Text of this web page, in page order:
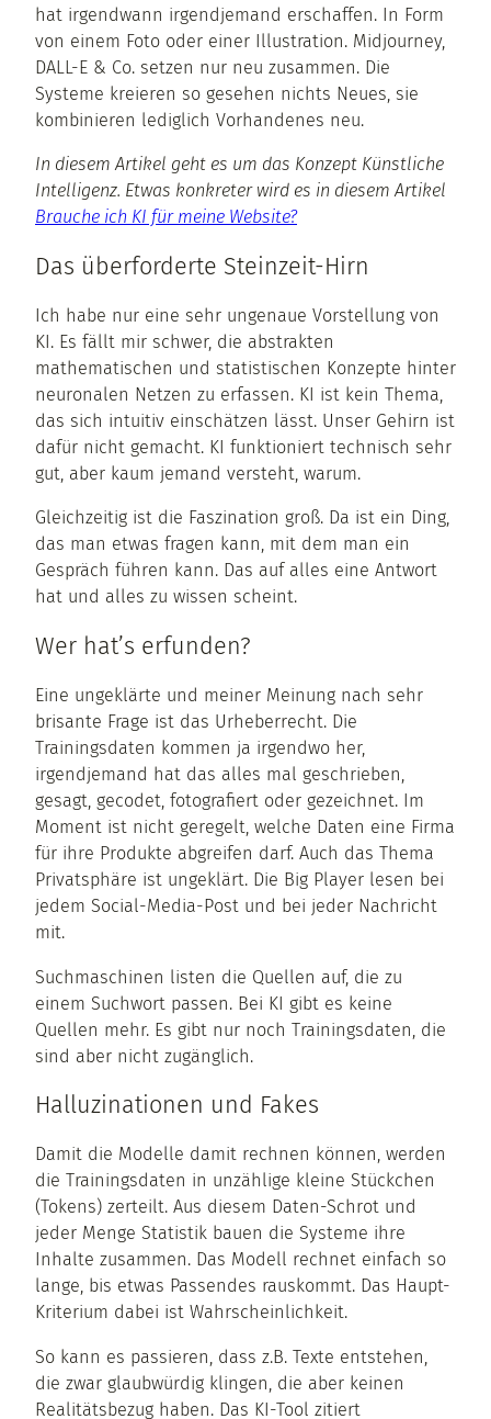
hat irgendwann irgendjemand erschaffen. In Form
von einem Foto oder einer Illustration. Midjourney,
DALL-E & Co. setzen nur neu zusammen. Die
Systeme kreieren so gesehen nichts Neues, sie
kombinieren lediglich Vorhandenes neu.
In diesem Artikel geht es um das Konzept Künstliche
Intelligenz. Etwas konkreter wird es in diesem Artikel
Brauche ich KI für meine Website?
Das überforderte Steinzeit-Hirn
Ich habe nur eine sehr ungenaue Vorstellung von
KI. Es fällt mir schwer, die abstrakten
mathematischen und statistischen Konzepte hinter
neuronalen Netzen zu erfassen. KI ist kein Thema,
das sich intuitiv einschätzen lässt. Unser Gehirn ist
dafür nicht gemacht. KI funktioniert technisch sehr
gut, aber kaum jemand versteht, warum.
Gleichzeitig ist die Faszination groß. Da ist ein Ding,
das man etwas fragen kann, mit dem man ein
Gespräch führen kann. Das auf alles eine Antwort
hat und alles zu wissen scheint.
Wer hat’s erfunden?
Eine ungeklärte und meiner Meinung nach sehr
brisante Frage ist das Urheberrecht. Die
Trainingsdaten kommen ja irgendwo her,
irgendjemand hat das alles mal geschrieben,
gesagt, gecodet, fotografiert oder gezeichnet. Im
Moment ist nicht geregelt, welche Daten eine Firma
für ihre Produkte abgreifen darf. Auch das Thema
Privatsphäre ist ungeklärt. Die Big Player lesen bei
jedem Social-Media-Post und bei jeder Nachricht
mit.
Suchmaschinen listen die Quellen auf, die zu
einem Suchwort passen. Bei KI gibt es keine
Quellen mehr. Es gibt nur noch Trainingsdaten, die
sind aber nicht zugänglich.
Halluzinationen und Fakes
Damit die Modelle damit rechnen können, werden
die Trainingsdaten in unzählige kleine Stückchen
(Tokens) zerteilt. Aus diesem Daten-Schrot und
jeder Menge Statistik bauen die Systeme ihre
Inhalte zusammen. Das Modell rechnet einfach so
lange, bis etwas Passendes rauskommt. Das Haupt-
Kriterium dabei ist Wahrscheinlichkeit.
So kann es passieren, dass z.B. Texte entstehen,
die zwar glaubwürdig klingen, die aber keinen
Realitätsbezug haben. Das KI-Tool zitiert